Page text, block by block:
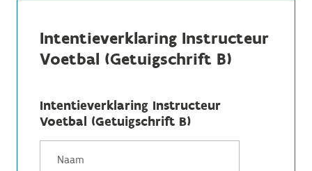
Intentieverklaring Instructeur
Voetbal (Getuigschrift B)
Intentieverklaring Instructeur
Voetbal (Getuigschrift B)